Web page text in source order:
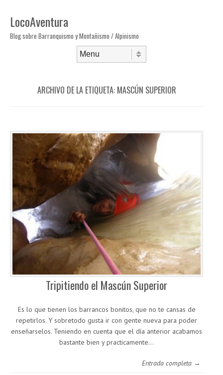
LocoAventura
Blog sobre Barranquismo y Montañismo / Alpinismo
ARCHIVO DE LA ETIQUETA: MASCÚN SUPERIOR
Tripitiendo el Mascún Superior
Es lo que tienen los barrancos bonitos, que no te cansas de
repetirlos. Y sobretodo gusta ir con gente nueva para poder
enseñarselos. Teniendo en cuenta que el día anterior acabamos
bastante bien y practicamente…
Entrada completa →